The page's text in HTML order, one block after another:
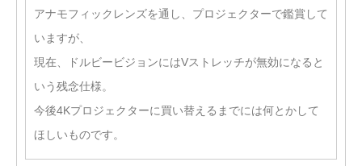
アナモフィックレンズを通し、プロジェクターで鑑賞して
いますが、
現在、ドルビービジョンにはVストレッチが無効になると
いう残念仕様。
今後4Kプロジェクターに買い替えるまでには何とかして
ほしいものです。